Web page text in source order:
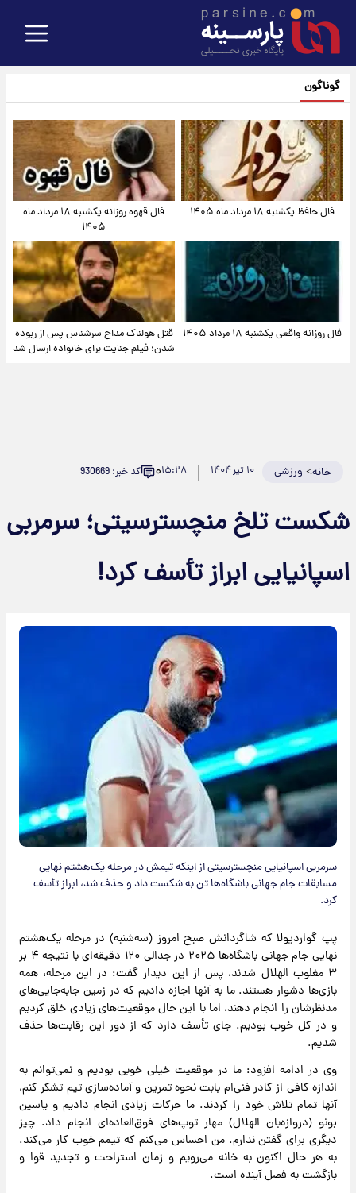
گوناگون
فال حافظ یکشنبه ۱۸ مرداد ماه ۱۴۰۵
فال قهوه روزانه یکشنبه ۱۸ مرداد ماه
۱۴۰۵
فال روزانه واقعی یکشنبه ۱۸ مرداد ۱۴۰۵
قتل هولناک مداح سرشناس پس از ربوده
شدن؛ فیلم جنایت برای خانواده ارسال شد
خانه> ورزشی ۱۰ تیر ۱۴۰۴ ۱۵:۲۸۰ کد خبر: 930669
شکست تلخ منچسترسیتی؛ سرمربی
اسپانیایی ابراز تأسف کرد!
سرمربی اسپانیایی منچسترسیتی از اینکه تیمش در مرحله یک‌هشتم نهایی
مسابقات جام جهانی باشگاه‌ها تن به شکست داد و حذف شد، ابراز تأسف
کرد.
پپ گواردیولا که شاگردانش صبح امروز (سه‌شنبه) در مرحله یک‌هشتم
نهایی جام جهانی باشگاه‌ها ۲۰۲۵ در جدالی ۱۲۰ دقیقه‌ای با نتیجه ۴ بر
۳ مغلوب الهلال شدند، پس از این دیدار گفت: در این مرحله، همه
بازی‌ها دشوار هستند. ما به آنها اجازه دادیم که در زمین جابه‌جایی‌های
مدنظرشان را انجام دهند، اما با این حال موقعیت‌های زیادی خلق کردیم
و در کل خوب بودیم. جای تأسف دارد که از دور این رقابت‌ها حذف
شدیم.
وی در ادامه افزود: ما در موقعیت خیلی خوبی بودیم و نمی‌توانم به
اندازه کافی از کادر فنی‌ام بابت نحوه تمرین و آماده‌سازی تیم تشکر کنم،
آنها تمام تلاش خود را کردند. ما حرکات زیادی انجام دادیم و یاسین
بونو (دروازه‌بان‌ الهلال) مهار توپ‌های فوق‌العاده‌ای انجام داد. چیز
دیگری برای گفتن ندارم. من احساس می‌کنم که تیمم خوب کار می‌کند.
به هر حال اکنون به خانه می‌رویم و زمان استراحت و تجدید قوا و
بازگشت به فصل آینده است.